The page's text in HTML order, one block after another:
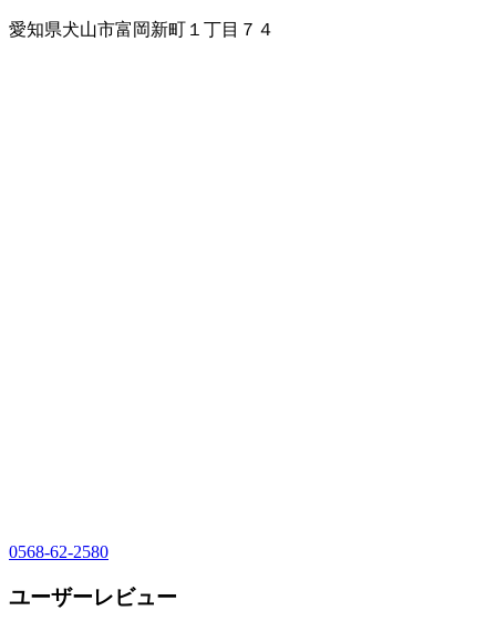
愛知県犬山市富岡新町１丁目７４
0568-62-2580
ユーザーレビュー